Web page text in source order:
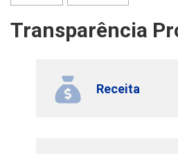
Transparência
Receita